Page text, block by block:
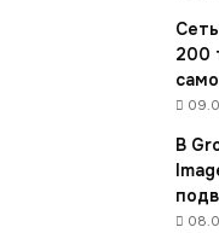
200
В